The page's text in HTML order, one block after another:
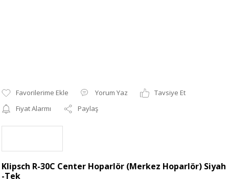
Yorum Yaz
Tavsiye Et
Fiyat Alarmı
Paylaş
Klipsch R-30C Center Hoparlör (Merkez Hoparlör) Siyah
-Tek